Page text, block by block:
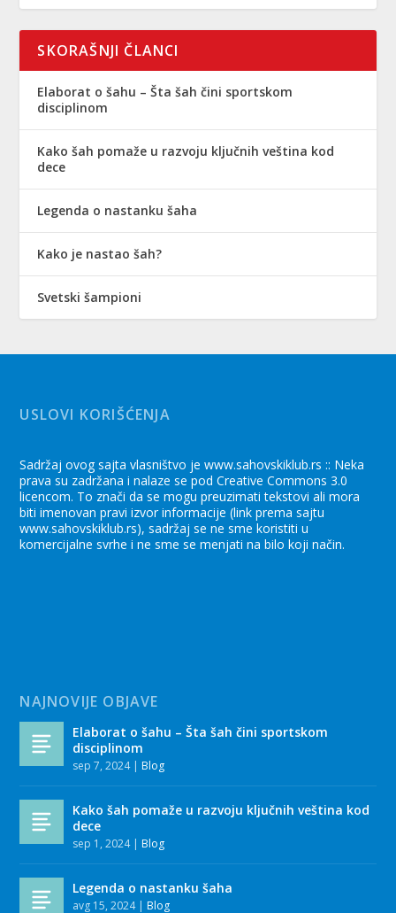
SKORAŠNJI ČLANCI
Elaborat o šahu – Šta šah čini sportskom
disciplinom
Kako šah pomaže u razvoju ključnih veština kod
dece
Legenda o nastanku šaha
Kako je nastao šah?
Svetski šampioni
USLOVI KORIŠĆENJA
Sadržaj ovog sajta vlasništvo je www.sahovskiklub.rs :: Neka
prava su zadržana i nalaze se pod Creative Commons 3.0
licencom. To znači da se mogu preuzimati tekstovi ali mora
biti imenovan pravi izvor informacije (link prema sajtu
www.sahovskiklub.rs), sadržaj se ne sme koristiti u
komercijalne svrhe i ne sme se menjati na bilo koji način.
NAJNOVIJE OBJAVE
Elaborat o šahu – Šta šah čini sportskom
disciplinom
sep 7, 2024| Blog
Kako šah pomaže u razvoju ključnih veština kod
dece
sep 1, 2024| Blog
Legenda o nastanku šaha
avg 15, 2024| Blog